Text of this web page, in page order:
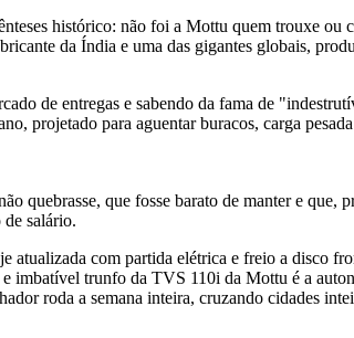
histórico: não foi a Mottu quem trouxe
da Índia e uma das gigantes globais,
de entregas e sabendo da fama de
projetado para aguentar buracos, carga
quebrasse, que fosse barato de manter e que,
salário.
com partida elétrica e freio a disco
trunfo da TVS 110i da Mottu é a
roda a semana inteira, cruzando cidades